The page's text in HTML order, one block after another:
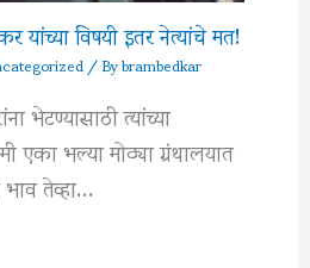
विषयी इतर नेत्यांचे मत!
/ Bybrambedkar
भेटण्यासाठी त्यांच्या
एका भल्या मोठ्या ग्रंथालयात
तेव्हा…